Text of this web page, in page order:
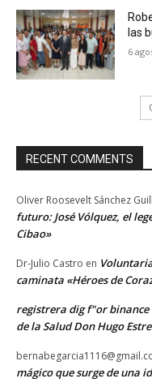
las
6
RECENT COMMENTS
Oliver Roosevelt Sánchez
futuro: José Vólquez, el
Cibao»
Dr-Julio Castro en
caminata «Héroes de
registrera dig f"or binance
de la Salud Don Hugo
mágico que surge de una